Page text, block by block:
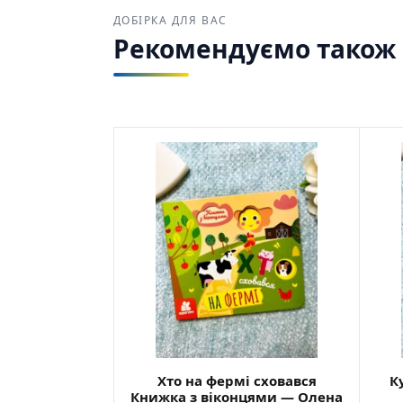
ДОБІРКА ДЛЯ ВАС
Рекомендуємо також
Хто на фермі сховався
Книжка з віконцями — Олена